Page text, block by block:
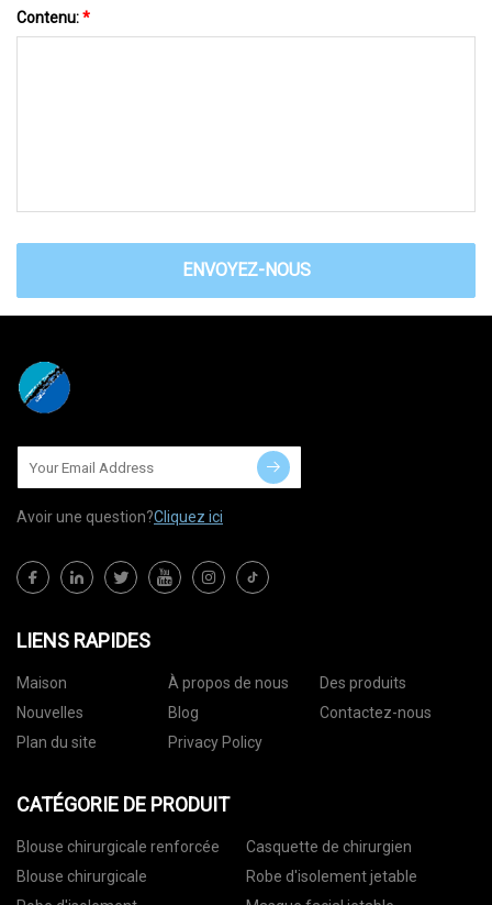
Contenu:*
ENVOYEZ-NOUS
Avoir une question?Cliquez ici
LIENS RAPIDES
Maison À propos de nous
Des produits
Nouvelles
Blog
Contactez-nous
Plan du site
Privacy Policy
CATÉGORIE DE PRODUIT
Blouse chirurgicale renforcée
Casquette de chirurgien
Blouse chirurgicale
Robe d'isolement jetable